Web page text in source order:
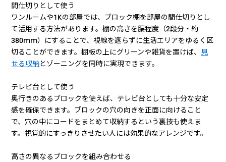
間仕切りとして使う
ワンルームや1Kの部屋では、ブロック棚を部屋の間仕切りとし
て活用する方法があります。棚の高さを腰程度（2段分・約
380mm）にすることで、視線を遮らずに生活エリアをゆるく区
切ることができます。棚板の上にグリーンや雑貨を置けば、 見
せる収納とゾーニングを同時に実現できます。
テレビ台として使う
奥行きのあるブロックを使えば、テレビ台としても十分な安定
感を確保できます。ブロックの穴の向きを正面に向けること
で、穴の中にコードをまとめて収納するという裏技も使えま
す。視覚的にすっきりさせたい人には効果的なアレンジです。
高さの異なるブロックを組み合わせる